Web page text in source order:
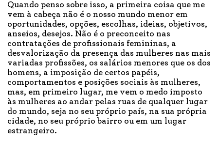
Quando penso sobre isso, a primeira coisa que me
vem à cabeça não é o nosso mundo menor em
oportunidades, opções, escolhas, ideias, objetivos,
anseios, desejos. Não é o preconceito nas
contratações de profissionais femininas, a
desvalorização da presença das mulheres nas mais
variadas profissões, os salários menores que os dos
homens, a imposição de certos papéis,
comportamentos e posições sociais às mulheres,
mas, em primeiro lugar, me vem o medo imposto
às mulheres ao andar pelas ruas de qualquer lugar
do mundo, seja no seu próprio país, na sua própria
cidade, no seu próprio bairro ou em um lugar
estrangeiro.